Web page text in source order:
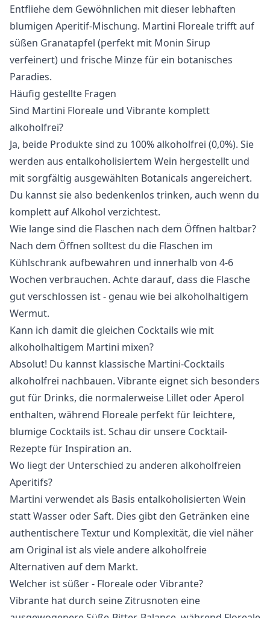
Entfliehe dem Gewöhnlichen mit dieser lebhaften
blumigen Aperitif-Mischung. Martini Floreale trifft auf
süßen Granatapfel (perfekt mit Monin Sirup
verfeinert) und frische Minze für ein botanisches
Paradies.
Häufig gestellte Fragen
Sind Martini Floreale und Vibrante komplett
alkoholfrei?
Ja, beide Produkte sind zu 100% alkoholfrei (0,0%). Sie
werden aus entalkoholisiertem Wein hergestellt und
mit sorgfältig ausgewählten Botanicals angereichert.
Du kannst sie also bedenkenlos trinken, auch wenn du
komplett auf Alkohol verzichtest.
Wie lange sind die Flaschen nach dem Öffnen haltbar?
Nach dem Öffnen solltest du die Flaschen im
Kühlschrank aufbewahren und innerhalb von 4-6
Wochen verbrauchen. Achte darauf, dass die Flasche
gut verschlossen ist - genau wie bei alkoholhaltigem
Wermut.
Kann ich damit die gleichen Cocktails wie mit
alkoholhaltigem Martini mixen?
Absolut! Du kannst klassische Martini-Cocktails
alkoholfrei nachbauen. Vibrante eignet sich besonders
gut für Drinks, die normalerweise Lillet oder Aperol
enthalten, während Floreale perfekt für leichtere,
blumige Cocktails ist. Schau dir unsere Cocktail-
Rezeptefür Inspiration an.
Wo liegt der Unterschied zu anderen alkoholfreien
Aperitifs?
Martini verwendet als Basis entalkoholisierten Wein
statt Wasser oder Saft. Dies gibt den Getränken eine
authentischere Textur und Komplexität, die viel näher
am Original ist als viele andere alkoholfreie
Alternativen auf dem Markt.
Welcher ist süßer - Floreale oder Vibrante?
Vibrante hat durch seine Zitrusnoten eine